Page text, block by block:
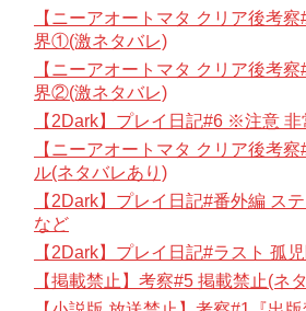
【ニーアオートマタ クリア後考
界①(激ネタバレ)
【ニーアオートマタ クリア後考
界②(激ネタバレ)
【2Dark】プレイ日記#6 ※注意
【ニーアオートマタ クリア後考
ル(ネタバレあり)
【2Dark】プレイ日記#番外編 ス
など
【2Dark】プレイ日記#ラスト 孤
【掲載禁止】考察#5 掲載禁止(ネ